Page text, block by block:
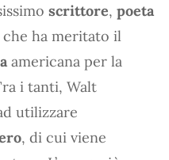
scrittore, poeta
che ha meritato il
americana per la
i tanti, Walt
utilizzare
, di cui viene